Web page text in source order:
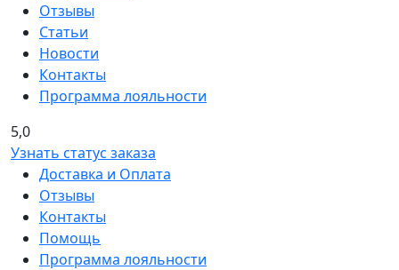
Отзывы
Статьи
Новости
Контакты
Программа лояльности
5,0
Узнать статус заказа
Доставка и Оплата
Отзывы
Контакты
Помощь
Программа лояльности